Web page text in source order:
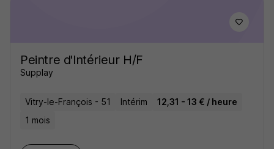
Peintre d'Intérieur H/F
Supplay
Vitry-le-François - 51 Intérim
12,31 - 13 € / heure
1 mois